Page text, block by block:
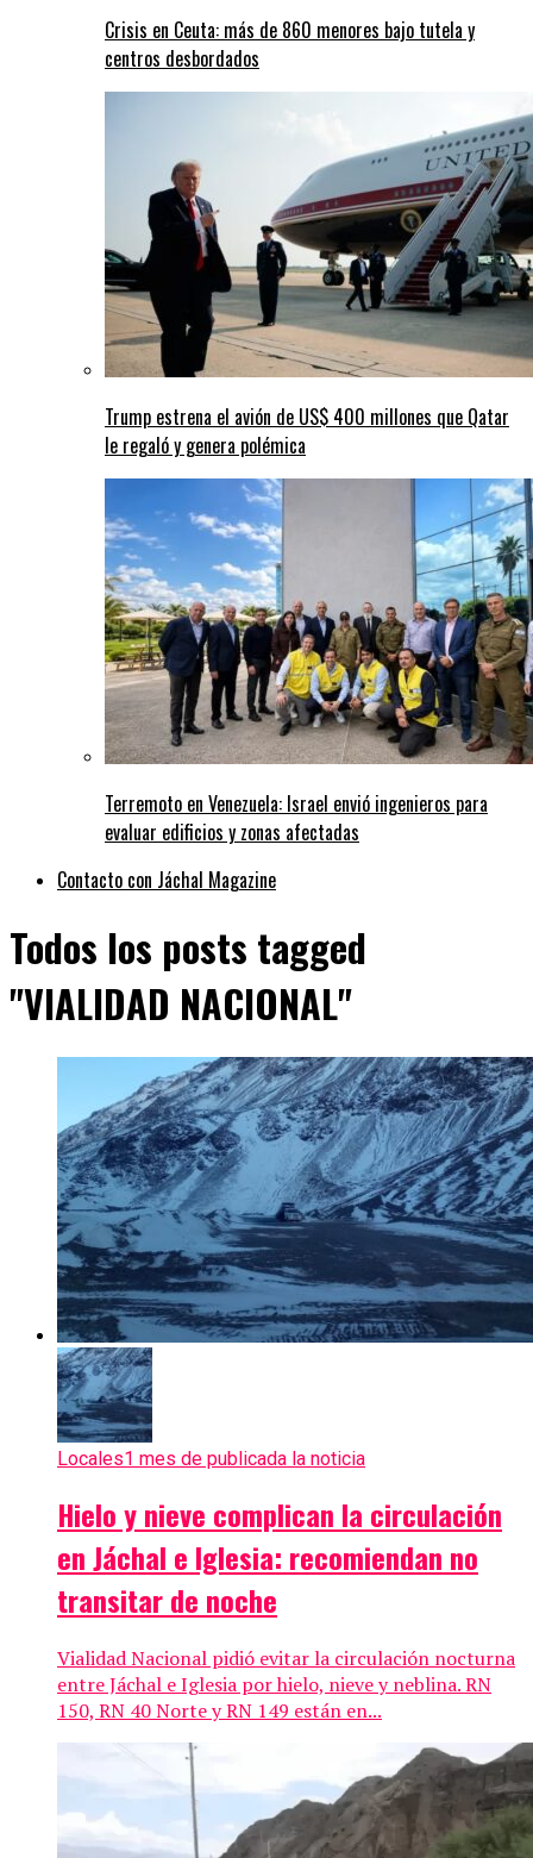
Crisis en Ceuta: más de 860 menores bajo tutela y
centros desbordados
Trump estrena el avión de US$ 400 millones que Qatar
le regaló y genera polémica
Terremoto en Venezuela: Israel envió ingenieros para
evaluar edificios y zonas afectadas
Contacto con Jáchal Magazine
Todos los posts tagged
"VIALIDAD NACIONAL"
Locales1 mes de publicada la noticia
Hielo y nieve complican la circulación
en Jáchal e Iglesia: recomiendan no
transitar de noche
Vialidad Nacional pidió evitar la circulación nocturna
entre Jáchal e Iglesia por hielo, nieve y neblina. RN
150, RN 40 Norte y RN 149 están en...